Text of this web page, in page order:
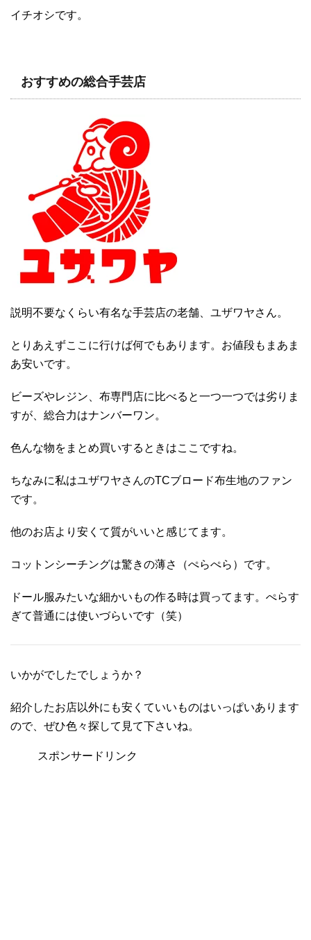
イチオシです。
おすすめの総合手芸店
説明不要なくらい有名な手芸店の老舗、ユザワヤさん。
とりあえずここに行けば何でもあります。お値段もまあま
あ安いです。
ビーズやレジン、布専門店に比べると一つ一つでは劣りま
すが、総合力はナンバーワン。
色んな物をまとめ買いするときはここですね。
ちなみに私はユザワヤさんのTCブロード布生地のファン
です。
他のお店より安くて質がいいと感じてます。
コットンシーチングは驚きの薄さ（ぺらぺら）です。
ドール服みたいな細かいもの作る時は買ってます。ぺらす
ぎて普通には使いづらいです（笑）
いかがでしたでしょうか？
紹介したお店以外にも安くていいものはいっぱいあります
ので、ぜひ色々探して見て下さいね。
スポンサードリンク